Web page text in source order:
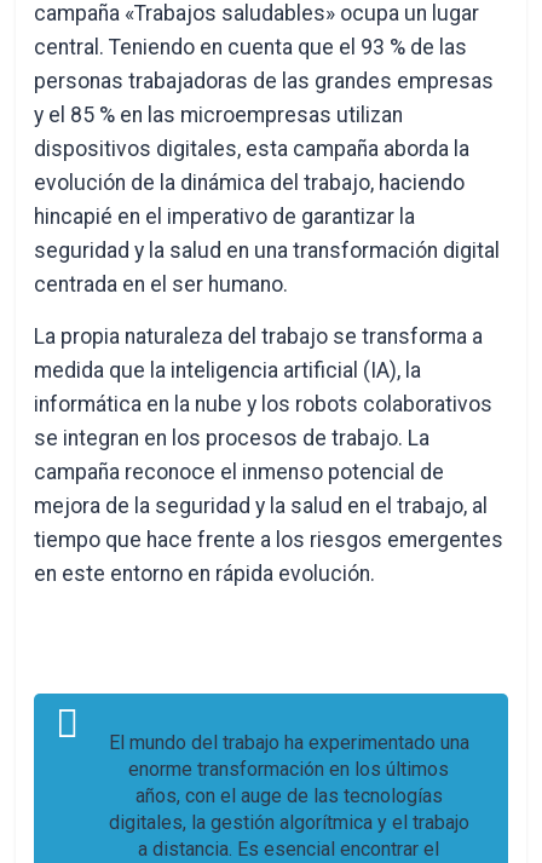
campaña «Trabajos saludables» ocupa un lugar
central. Teniendo en cuenta que el 93 % de las
personas trabajadoras de las grandes empresas
y el 85 % en las microempresas utilizan
dispositivos digitales, esta campaña aborda la
evolución de la dinámica del trabajo, haciendo
hincapié en el imperativo de garantizar la
seguridad y la salud en una transformación digital
centrada en el ser humano.
La propia naturaleza del trabajo se transforma a
medida que la inteligencia artificial (IA), la
informática en la nube y los robots colaborativos
se integran en los procesos de trabajo. La
campaña reconoce el inmenso potencial de
mejora de la seguridad y la salud en el trabajo, al
tiempo que hace frente a los riesgos emergentes
en este entorno en rápida evolución.
El mundo del trabajo ha experimentado una
enorme transformación en los últimos
años, con el auge de las tecnologías
digitales, la gestión algorítmica y el trabajo
a distancia. Es esencial encontrar el